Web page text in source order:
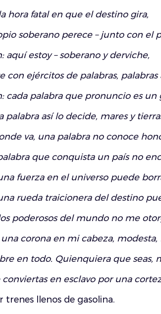
hora fatal en que el destino gira,
soberano perece – junto con el
aquí estoy – soberano y derviche,
con ejércitos de palabras, palabras
cada palabra que pronuncio es
palabra así lo decide, mares y
va, una palabra no conoce
que conquista un país no
fuerza en el universo puede
rueda traicionera del destino
poderosos del mundo no me
una corona en mi cabeza,
en todo. Quienquiera que seas,
conviertas en esclavo por una
trenes llenos de gasolina.